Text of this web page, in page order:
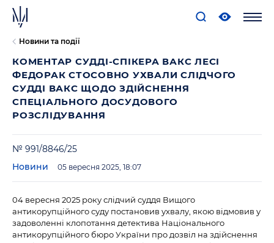
Новини та події
КОМЕНТАР СУДДІ-СПІКЕРА ВАКС ЛЕСІ
ФЕДОРАК СТОСОВНО УХВАЛИ СЛІДЧОГО
СУДДІ ВАКС ЩОДО ЗДІЙСНЕННЯ
СПЕЦІАЛЬНОГО ДОСУДОВОГО
РОЗСЛІДУВАННЯ
№ 991/8846/25
Новини
05 вересня 2025, 18:07
04 вересня 2025 року слідчий суддя Вищого
антикорупційного суду постановив ухвалу, якою відмовив у
задоволенні клопотання детектива Національного
антикорупційного бюро України про дозвіл на здійснення